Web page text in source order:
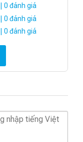
| 0 đánh giá
| 0 đánh giá
| 0 đánh giá